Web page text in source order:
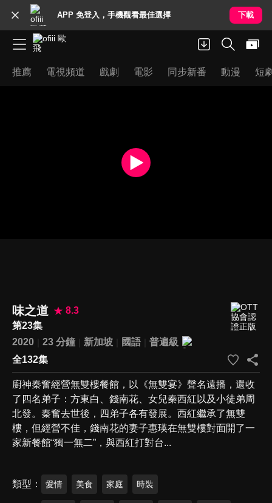
APP 免登入，手機觀看最佳選擇 下載
推薦 電視頻道 戲劇 電影 同步新番 動漫 短
味之道
8.3
第23集
2020
23 分鐘 新加坡 國語
普遍級
全132集
廚神秦奮經營無雙樓餐館，以《無雙宴》聲名遠播，還收
了四名弟子：方東白、錢南花、女兒秦西紅以及小徒弟周
北發。秦奮去世後，四弟子各有發展。西紅繼承了無雙
樓，但經營不佳，錢南花的妻子惠瑛在無雙樓對面開了一
家新餐館“獨一無二”，與西紅打對台...
類型 愛情 美食 家庭 時裝